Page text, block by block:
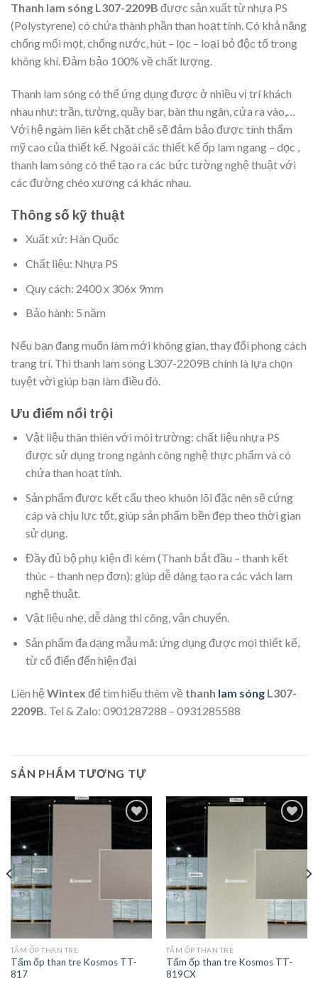
Thanh lam sóng L307-2209B được sản xuất từ nhựa PS
(Polystyrene) có chứa thành phần than hoạt tính. Có khả năng
chống mối mọt, chống nước, hút – lọc – loại bỏ độc tố trong
không khí. Đảm bảo 100% về chất lượng.
Thanh lam sóng có thể ứng dụng được ở nhiều vị trí khách
nhau như: trần, tường, quầy bar, bàn thu ngân, cửa ra vào,…
Với hệ ngàm liên kết chặt chẽ sẽ đảm bảo được tính thẩm
mỹ cao của thiết kế. Ngoài các thiết kế ốp lam ngang – dọc ,
thanh lam sóng có thể tạo ra các bức tường nghệ thuật với
các đường chéo xương cá khác nhau.
Thông số kỹ thuật
Xuất xứ: Hàn Quốc
Chất liệu: Nhựa PS
Quy cách: 2400 x 306x 9mm
Bảo hành: 5 năm
Nếu bạn đang muốn làm mới không gian, thay đổi phong cách
trang trí. Thì thanh lam sóng L307-2209B chính là lựa chọn
tuyệt vời giúp bạn làm điều đó.
Ưu điểm nổi trội
Vật liệu thân thiên với môi trường: chất liệu nhựa PS
được sử dụng trong ngành công nghệ thực phẩm và có
chứa than hoạt tính.
Sản phẩm được kết cấu theo khuôn lõi đặc nên sẽ cứng
cáp và chịu lực tốt, giúp sản phẩm bền đẹp theo thời gian
sử dụng.
Đầy đủ bộ phụ kiện đi kèm (Thanh bắt đầu – thanh kết
thúc – thanh nẹp đơn): giúp dễ dàng tạo ra các vách lam
nghệ thuật.
Vật liệu nhẹ, dễ dàng thi công, vận chuyển.
Sản phẩm đa dạng mẫu mã: ứng dụng được mọi thiết kế,
từ cổ điển đến hiện đại
Liên hệ Wintex để tìm hiểu thêm về thanh lam sóng L307-
2209B. Tel & Zalo: 0901287288 – 0931285588
SẢN PHẨM TƯƠNG TỰ
TẤM ỐP THAN TRE
Tấm ốp than tre Kosmos TT-
817
TẤM ỐP THAN TRE
Tấm ốp than tre Kosmos TT-
819CX